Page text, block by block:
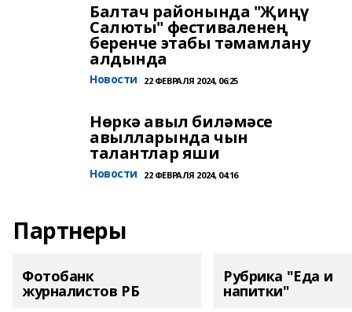
Балтач районында "Җиңү
Салюты" фестиваленең
беренче этабы тәмамлану
алдында
Новости 22 ФЕВРАЛЯ 2024, 06:25
Нөркә авыл биләмәсе
авылларында чын
талантлар яши
Новости 22 ФЕВРАЛЯ 2024, 04:16
Партнеры
Фотобанк
журналистов РБ
Рубрика "Еда и
напитки"